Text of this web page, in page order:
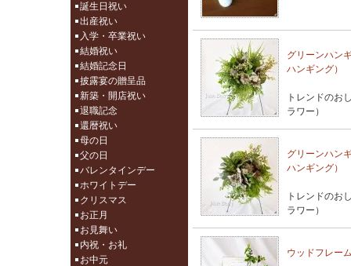
誕生日祝い
出産祝い
入学・卒業祝い
結婚祝い
結婚記念日
披露宴の贈呈品
新築・開店祝い
退職記念
還暦祝い
母の日
父の日
バレンタインデー
ホワイトデー
クリスマス
お正月
お見舞い
内祝・お礼
お中元
グリーンハン
ハンギング）
トレンドのお
ラワー）
グリーンハン
ハンギング）
トレンドのお
ラワー）
ウッドフレー